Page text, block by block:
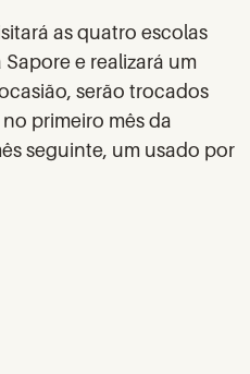
as quatro escolas
e realizará um
serão trocados
primeiro mês da
seguinte, um usado por